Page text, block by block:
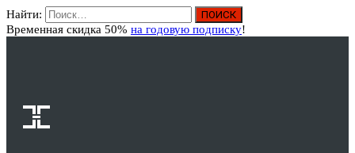
Найти:
Временная скидка 50% на годовую подписку!